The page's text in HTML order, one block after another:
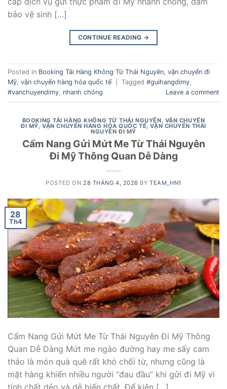
bảo vệ sinh […]
CONTINUE READING →
Posted in Booking Tải Hàng Không Từ Thái Nguyên, vận chuyển đi
Mỹ, vận chuyển hàng hóa quốc tế Tagged #guihangdimy,
#vanchuyendimy, nhanh chóng Leave a comment
BOOKING TẢI HÀNG KHÔNG TỪ THÁI NGUYÊN, VẬN CHUYỂN
ĐI MỸ,VẬN CHUYỂN HÀNG HÓA QUỐC TẾ,VẬN CHUYỂN THÁI
NGUYÊN ĐI MỸ
Cẩm Nang Gửi Mứt Me Từ Thái Nguyên
Đi Mỹ Thông Quan Dễ Dàng
POSTED ON 28 THÁNG 4, 2026 BYTEAM_HN1
28
Th4
Cẩm Nang Gửi Mứt Me Từ Thái Nguyên Đi Mỹ Thông
Quan Dễ Dàng Mứt me ngào đường hay me sấy cam
thảo là món quà quê rất khó chối từ, nhưng cũng là
mặt hàng khiến nhiều người “đau đầu” khi gửi đi Mỹ vì